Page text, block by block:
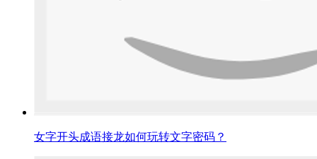
女字开头成语接龙如何玩转文字密码？